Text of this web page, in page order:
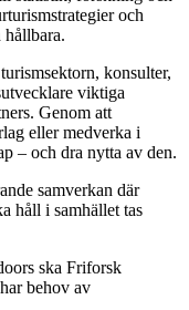
och
hållbara.
konsulter,
viktiga
Genom att
eller medverka i
– och dra nytta av den.
samverkan där
håll i samhället tas
ska Friforsk
behov av